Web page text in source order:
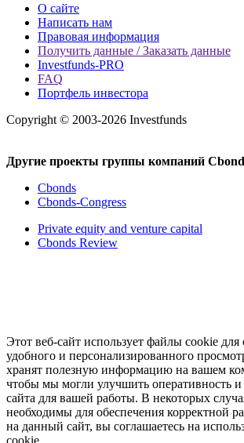
О сайте
Написать нам
Правовая информация
Получить данные / Заказать данные
Investfunds-PRO
FAQ
Портфель инвестора
Copyright © 2003-2026 Investfunds
Другие проекты группы компаний
Cbonds
Cbonds-Congress
Private equity and venture capital
Cbonds Review
Этот веб-сайт использует файлы cookie для
удобного и персонализированного
хранят полезную информацию на вашем
чтобы мы могли улучшить оперативность и
сайта для вашей работы. В некоторых
необходимы для обеспечения корректной
на данный сайт, вы соглашаетесь на
cookie.